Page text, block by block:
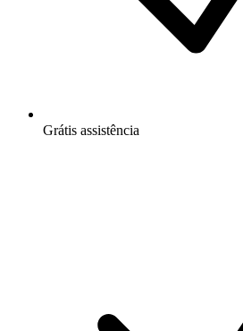
Grátis assistência